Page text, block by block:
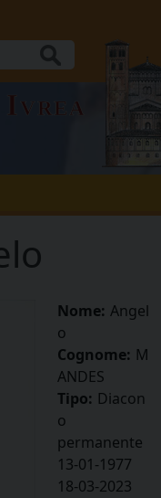
Nome: Angel
o
Cognome: M
ANDES
Tipo: Diacon
o
permanente
13-01-1977
18-03-2023